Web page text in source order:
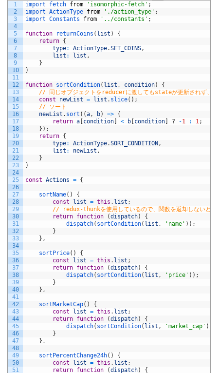
1
2
3
4
5
6
7
8
9
10
11
12
13
14
15
16
17
18
19
20
21
22
23
24
25
26
27
28
29
30
31
32
33
34
35
36
37
38
39
40
41
42
43
44
45
46
47
48
49
50
51
import fetch from 'isomorphic-fetch' ;
import ActionType from './action_type' ;
import Constants from '../constants' ;
function returnCoins ( list )
{
return {
type: ActionType.SET_COINS,
list : list ,
}
}
function sortCondition( list , condition)
{
// 同じオブジェクトをreducerに渡してもstateが更新されず、レ
const
newList = list . slice( ) ;
// ソート
newList . sort ( (a, b) => {
return a condition < b condition ? -1 : 1;
} ) ;
return {
type: ActionType.SORT_CONDITION ,
list : newList ,
}
}
const Actions = {
sortName( )
{
const
list = this . list ;
// redux-thunkを使用しているので、関数を返却しないとエ
return function (dispatch)
{
dispatch( sortCondition( list , 'name' ) ) ;
}
} ,
sortPrice( )
{
const
list = this . list ;
return function (dispatch)
{
dispatch( sortCondition( list , 'price' ) ) ;
}
} ,
sortMarketCap( )
{
const
list = this . list ;
return function (dispatch)
{
dispatch( sortCondition( list , 'market_cap' )
}
} ,
sortPercentChange24h( )
{
const
list = this . list ;
return function (dispatch)
{